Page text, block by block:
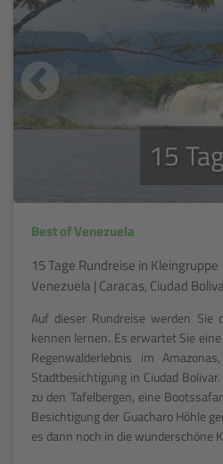
15
Best of Venezuela
15 Tage Rundreise in Kleingruppe
Venezuela | Caracas, Ciudad
Auf dieser Rundreise werden Sie
kennen lernen. Es erwartet Sie
Regenwalderlebnis im
Stadtbesichtigung in Ciudad
zu den Tafelbergen, eine
Besichtigung der Guacharo Höhle
es dann noch in die wunderschöne